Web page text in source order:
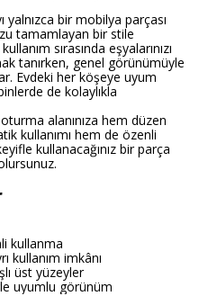
yalnızca bir mobilya parçası
tamamlayan bir stile
sırasında eşyalarınızı
tanırken, genel görünümüyle
Evdeki her köşeye uyum
de kolaylıkla
alanınıza hem düzen
kullanımı hem de özenli
kullanacağınız bir parça
kullanma
kullanım imkânı
üst yüzeyler
uyumlu görünüm